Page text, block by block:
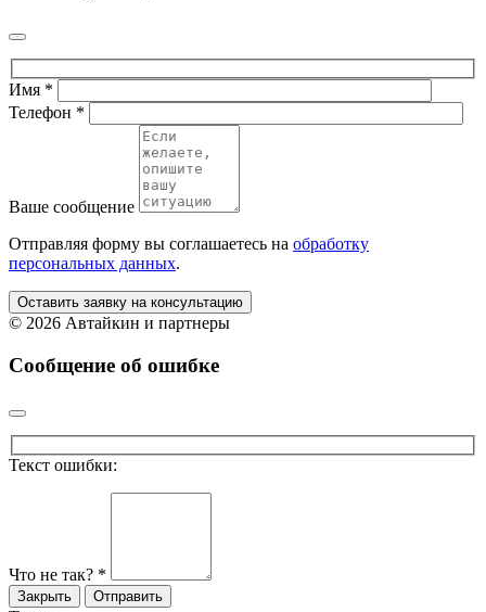
Имя *
Телефон *
Ваше сообщение
Отправляя форму вы соглашаетесь на обработку
персональных данных.
Оставить заявку на консультацию
© 2026 Автайкин и партнеры
Сообщение об ошибке
Текст ошибки:
Что не так? *
Закрыть Отправить